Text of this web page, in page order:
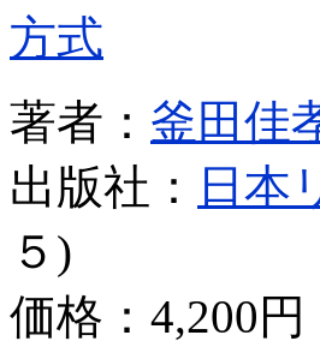
方式
著者： 釜田佳
出版社：
日本
５)
価格： 4,200円